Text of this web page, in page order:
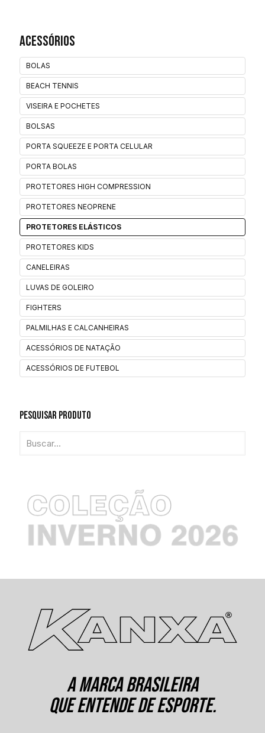
Acessórios
BOLAS
BEACH TENNIS
VISEIRA E POCHETES
BOLSAS
PORTA SQUEEZE E PORTA CELULAR
PORTA BOLAS
PROTETORES HIGH COMPRESSION
PROTETORES NEOPRENE
PROTETORES ELÁSTICOS
PROTETORES KIDS
CANELEIRAS
LUVAS DE GOLEIRO
FIGHTERS
PALMILHAS E CALCANHEIRAS
ACESSÓRIOS DE NATAÇÃO
ACESSÓRIOS DE FUTEBOL
Pesquisar Produto
A MARCA BRASILEIRA
QUE ENTENDE DE ESPORTE.